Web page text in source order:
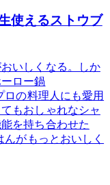
使えるストウブ
いしくなる。しか
ロー鍋
ロの料理人にも愛用
もおしゃれなシャ
を持ち合わせた
がもっとおいしく